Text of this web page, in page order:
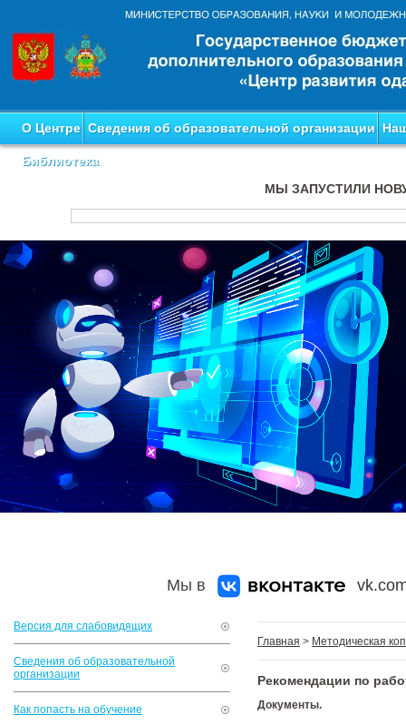
О Центре Сведения об образовательной организации
Библиотека
МЫ ЗАПУСТИЛИ
Мы в
Версия для слабовидящих
Сведения об образовательной
организации
Как попасть на обучение
Главная > Методическая
Рекомендации по
Документы.